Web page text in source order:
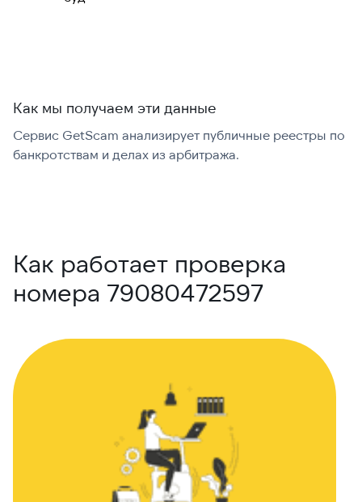
международно:
Как мы получаем эти данные
Сервис GetScam анализирует публичные реестры по
банкротствам и делах из арбитража.
Как работает проверка
номера 79080472597